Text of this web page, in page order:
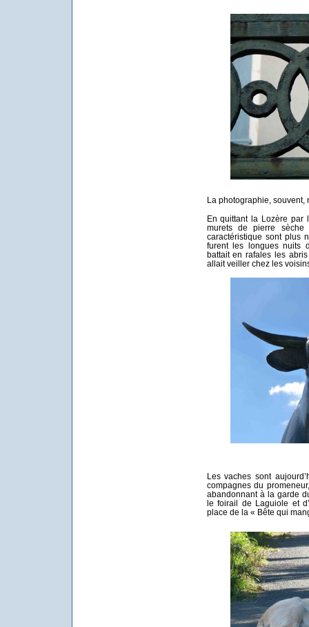
La photographie, souvent,
En quittant la Lozère par
murets de pierre
caractéristique sont plus
furent les longues nuits
battait en rafales les
allait veiller chez les
Les vaches sont
compagnes du
abandonnant à la garde
le foirail de Laguiole et
place de la « Bête qui